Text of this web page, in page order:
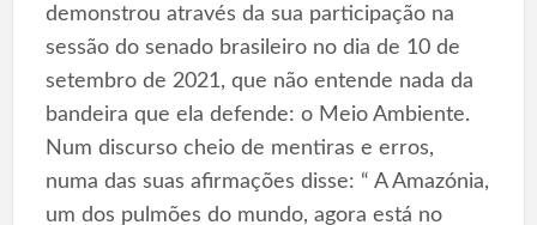
demonstrou através da sua participação na
sessão do senado brasileiro no dia de 10 de
setembro de 2021, que não entende nada da
bandeira que ela defende: o Meio Ambiente.
Num discurso cheio de mentiras e erros,
numa das suas afirmações disse: “ A Amazónia,
um dos pulmões do mundo, agora está no